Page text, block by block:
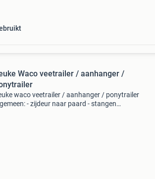
Waco veetrailer / aanhanger /
waco veetrailer / aanhanger / ponytrailer
- zijdeur naar paard - stangen